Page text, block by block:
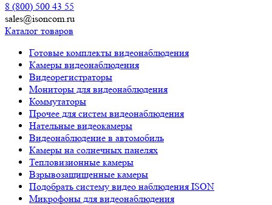
8 (800) 500 43 55
sales@isoncom.ru
Каталог товаров
Готовые комплекты видеонаблюдения
Камеры видеонаблюдения
Видеорегистраторы
Мониторы для видеонаблюдения
Коммутаторы
Прочее для систем видеонаблюдения
Нательные видеокамеры
Видеонаблюдение в автомобиль
Камеры на солнечных панелях
Тепловизионные камеры
Взрывозащищенные камеры
Подобрать систему видео наблюдения ISON
Микрофоны для видеонаблюдения